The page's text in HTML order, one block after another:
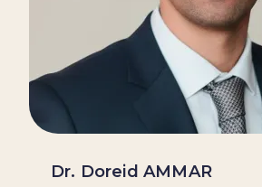
Dr. Doreid AMMAR